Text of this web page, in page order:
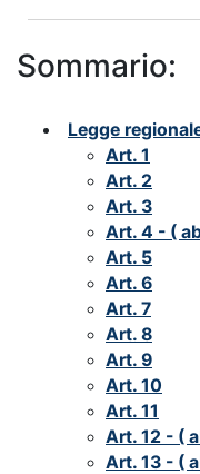
Sommario:
Legge
Art. 1
Art. 2
Art. 3
Art. 4 - (
Art. 5
Art. 6
Art. 7
Art. 8
Art. 9
Art. 10
Art. 11
Art. 12 - (
Art. 13 - (